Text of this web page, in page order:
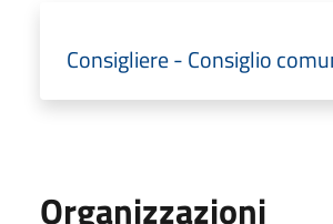
Consigliere - Consiglio
Organizzazioni